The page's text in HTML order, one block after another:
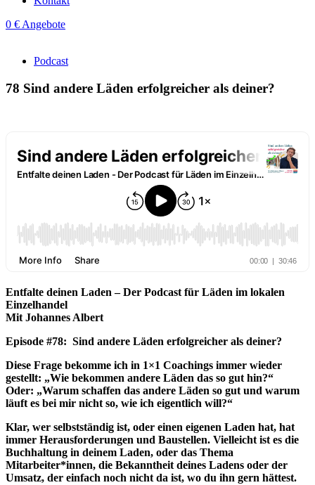
0 € Angebote
Podcast
78 Sind andere Läden erfolgreicher als deiner?
Entfalte deinen Laden – Der Podcast für Läden im lokalen
Einzelhandel
Mit Johannes Albert
Episode #78: Sind andere Läden erfolgreicher als deiner?
Diese Frage bekomme ich in 1×1 Coachings immer wieder
gestellt: „Wie bekommen andere Läden das so gut hin?“
Oder: „Warum schaffen das andere Läden so gut und warum
läuft es bei mir nicht so, wie ich eigentlich will?“
Klar, wer selbstständig ist, oder einen eigenen Laden hat, hat
immer Herausforderungen und Baustellen. Vielleicht ist es die
Buchhaltung in deinem Laden, oder das Thema
Mitarbeiter*innen, die Bekanntheit deines Ladens oder der
Umsatz, der einfach noch nicht da ist, wo du ihn gern hättest.